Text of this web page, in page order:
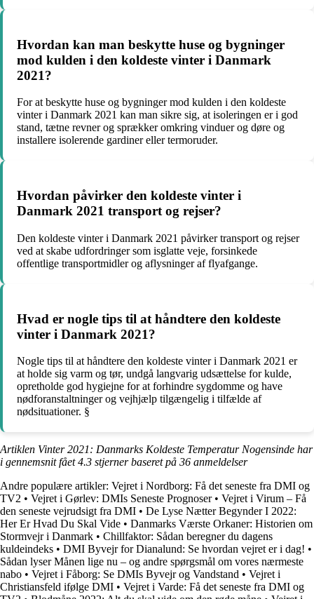
Hvordan kan man beskytte huse og bygninger
mod kulden i den koldeste vinter i Danmark
2021?
For at beskytte huse og bygninger mod kulden i den koldeste
vinter i Danmark 2021 kan man sikre sig, at isoleringen er i god
stand, tætne revner og sprækker omkring vinduer og døre og
installere isolerende gardiner eller termoruder.
Hvordan påvirker den koldeste vinter i
Danmark 2021 transport og rejser?
Den koldeste vinter i Danmark 2021 påvirker transport og rejser
ved at skabe udfordringer som isglatte veje, forsinkede
offentlige transportmidler og aflysninger af flyafgange.
Hvad er nogle tips til at håndtere den koldeste
vinter i Danmark 2021?
Nogle tips til at håndtere den koldeste vinter i Danmark 2021 er
at holde sig varm og tør, undgå langvarig udsættelse for kulde,
opretholde god hygiejne for at forhindre sygdomme og have
nødforanstaltninger og vejhjælp tilgængelig i tilfælde af
nødsituationer. §
Artiklen Vinter 2021: Danmarks Koldeste Temperatur Nogensinde har
i gennemsnit fået4.3 stjerner baseret på 36 anmeldelser
Andre populære artikler: Vejret i Nordborg: Få det seneste fra DMI og
TV2 • Vejret i Gørlev: DMIs Seneste Prognoser• Vejret i Virum – Få
den seneste vejrudsigt fra DMI • De Lyse Nætter Begynder I 2022:
Her Er Hvad Du Skal Vide • Danmarks Værste Orkaner: Historien om
Stormvejr i Danmark • Chillfaktor: Sådan beregner du dagens
kuldeindeks • DMI Byvejr for Dianalund: Se hvordan vejret er i dag! •
Sådan lyser Månen lige nu – og andre spørgsmål om vores nærmeste
nabo • Vejret i Fåborg: Se DMIs Byvejr og Vandstand • Vejret i
Christiansfeld ifølge DMI • Vejret i Varde: Få det seneste fra DMI og